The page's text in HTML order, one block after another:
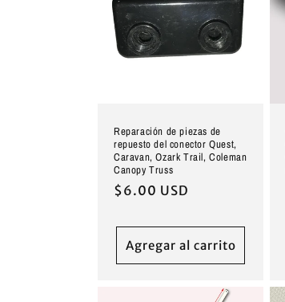
Reparación de piezas de
repuesto del conector Quest,
Caravan, Ozark Trail, Coleman
Canopy Truss
Precio
$6.00 USD
Agregar al carrito